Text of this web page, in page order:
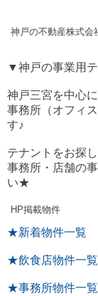
神戸の不動産株式会
▼神戸の事業用
神戸三宮を中心
事務所（オフィ
す♪
テナントをお探
事務所・店舗の
い★
HP掲載物件
★新着物件一覧
★飲食店物件一覧
★事務所物件一覧